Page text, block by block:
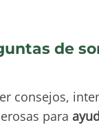
de
consejos,
para